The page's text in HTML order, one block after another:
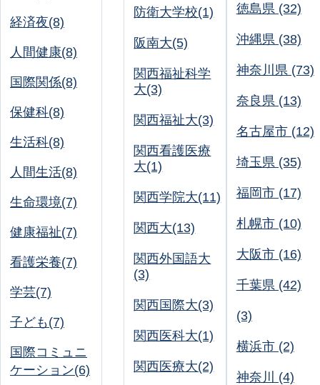
経済夜(8)
人間健康(8)
国際関係(8)
保健科(8)
生活科(8)
人間生活(8)
生命環境(7)
健康福祉(7)
看護栄養(7)
学芸(7)
子ども(7)
国際コミュニ
ケーション(6)
防衛大学校(1)
阪南大(5)
関西福祉科学
大(3)
関西福祉大(3)
関西看護医療
大(1)
関西学院大(11)
関西大(13)
関西外国語大
(3)
関西国際大(3)
関西医科大(1)
関西医療大(2)
徳島県 (32)
沖縄県 (38)
神奈川県 (73)
奈良県 (13)
名古屋市 (12)
埼玉県 (35)
福岡市 (17)
札幌市 (10)
大阪市 (16)
千葉県 (42)
(3)
横浜市 (2)
神奈川 (4)